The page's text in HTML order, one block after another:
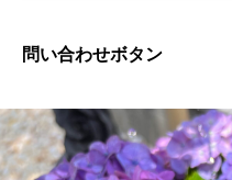
問い合わせボタン